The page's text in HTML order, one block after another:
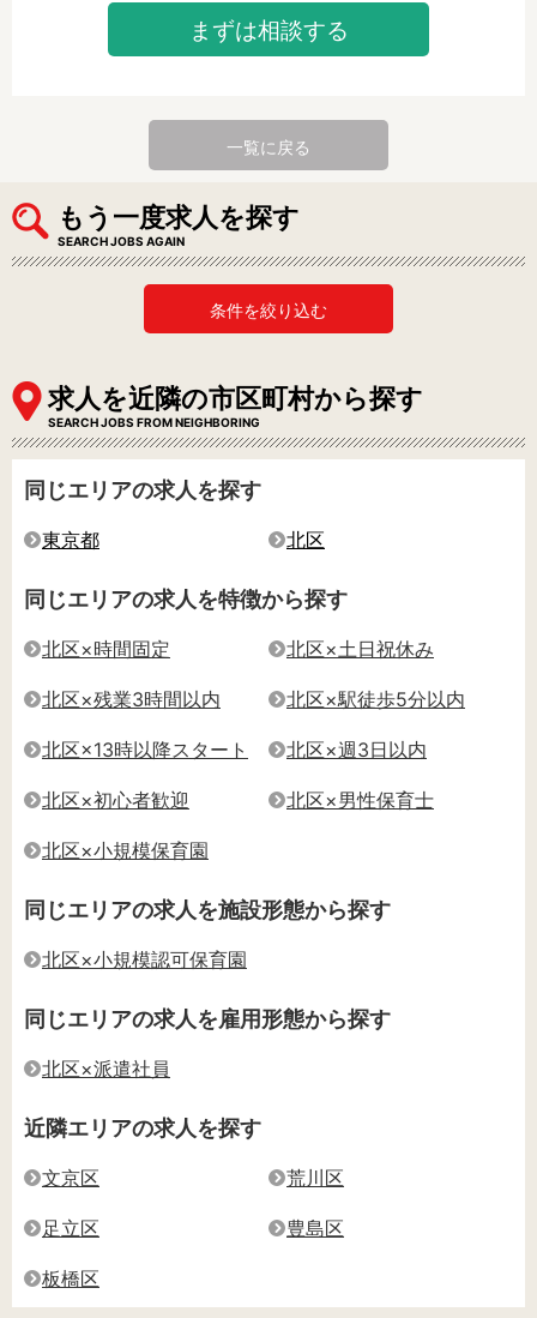
まずは相談する
一覧に戻る
もう一度求人を探す
SEARCH JOBS AGAIN
条件を絞り込む
求人を近隣の市区町村から探す
SEARCH JOBS FROM NEIGHBORING
同じエリアの求人を探す
東京都 北区
同じエリアの求人を特徴から探す
北区×時間固定 北区×土日祝休み
北区×残業3時間以内 北区×駅徒歩5分以内
北区×13時以降スタート 北区×週3日以内
北区×初心者歓迎 北区×男性保育士
北区×小規模保育園
同じエリアの求人を施設形態から探す
北区×小規模認可保育園
同じエリアの求人を雇用形態から探す
北区×派遣社員
近隣エリアの求人を探す
文京区 荒川区
足立区 豊島区
板橋区